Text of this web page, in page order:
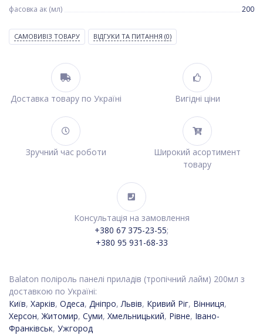
фасовка ак (мл)
200
САМОВИВІЗ ТОВАРУ ВІДГУКИ ТА ПИТАННЯ (0)
Доставка товару по Україні Вигідні ціни
Зручний час роботи
Широкий асортимент
товару
Консультація на замовлення
+380 67 375-23-55;
+380 95 931-68-33
Balaton поліроль панелі приладів (тропічний лайм) 200мл з
доставкою по Україні:
Київ, Харків, Одеса, Дніпро,Львів, Кривий Ріг, Вінниця,
Херсон,Житомир, Суми, Хмельницький, Рівне, Івано-
Франківськ, Ужгород